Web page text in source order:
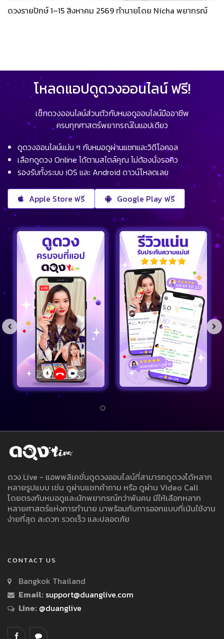
ดวงรายปักษ์ 1–15 สิงหาคม 2569 ทำนายโดย Nicha พยากรณ์
โหลดแอปดูดวงออนไลน์ ฟรี!
เช็กดวงออนไลน์ส่วนตัวกับหมอดูออนไลน์มืออาชีพ
ครบทุกศาสตร์พยากรณ์ในแอปเดียว
ดูดวงออนไลน์แม่น ๆ กับหมอดูผ่านแชทและวิดีโอคอล
เลือกดูดวง Online ได้ตามสไตล์คุณ ไม่ต้องนั่งรอคิว
รองรับทั้งระบบ iOS และ Android ดาวน์โหลดเลย
Apple Store ฟรี Google Play ฟรี
ดวง Live - แอพพลิเคชั่นดูดวงออนไลน์ที่สามารถดูดวงได้หลาก
หลายรูปแบบ เช่น ดูผ่านแชทคำถาม หรือ ดูผ่าน Video Call
โดยตรงกับหมอดูและนักพยากรณ์กว่าพันคน มีให้เลือกหลาก
หลายศาสตร์แห่งการทำนาย มาพร้อมกับการออกแบบที่เน้นใช้งาน
ง่ายที่สุด สะดวก รวดเร็ว และปลอดภัย
CONTACT US
Bangkok Thailand
Email: support@duanglive.com
Line: @duanglive